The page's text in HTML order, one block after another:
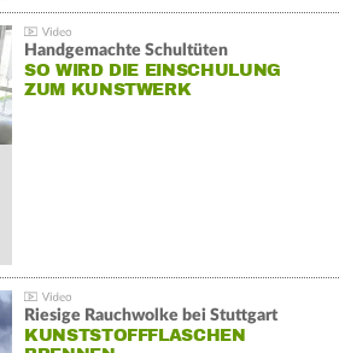
Handgemachte Schultüten
SO WIRD DIE EINSCHULUNG
ZUM KUNSTWERK
Riesige Rauchwolke bei Stuttgart
KUNSTSTOFFFLASCHEN